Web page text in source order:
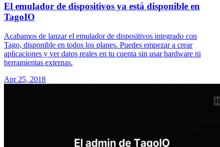
El emulador de dispositivos ya está disponible en
TagoIO
Acabamos de lanzar el emulador de dispositivos integrado con
Tago, disponible en todos los planes. Puedes empezar a crear
aplicaciones y ver datos reales en tu cuenta sin usar hardware ni
herramientas externas.
Apr 25, 2018